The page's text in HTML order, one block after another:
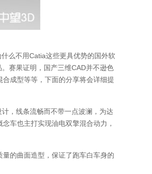
么不用Catia这些更具优势的国外软
赛果证明，国产三维CAD并不逊色
成型等等，下面的分享将会详细提
，线条流畅而不带一点波澜，为达
车也主打实现油电双擎混合动力，
的曲面造型，保证了跑车白车身的